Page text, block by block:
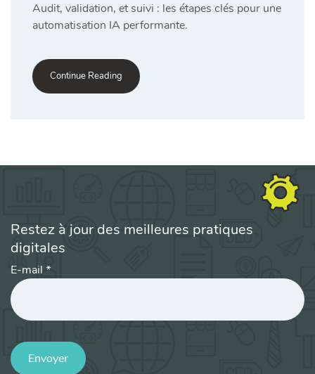
Audit, validation, et suivi : les étapes clés pour une
automatisation IA performante.
Continue Reading
Restez à jour des meilleures pratiques
digitales
E-mail *
Envoyer